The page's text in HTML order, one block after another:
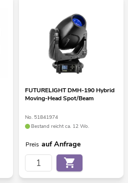
FUTURELIGHT DMH-190 Hybrid
Moving-Head Spot/Beam
No. 51841974
Bestand reicht ca. 12 Wo.
Preis auf Anfrage